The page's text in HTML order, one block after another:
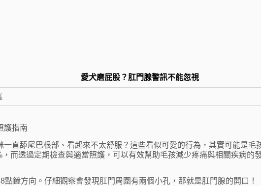
愛犬磨屁股？肛門腺警訊不能忽視
護指南
一直舔尾巴根部、看起來不太舒服？這些看似可愛的行為，其實可能是
而透過定期檢查與適當照護，可以有效幫助毛孩減少疼痛與相關疾病的
鐘方向。仔細觀察會發現肛門周圍有兩個小孔，那就是肛門腺的開口！